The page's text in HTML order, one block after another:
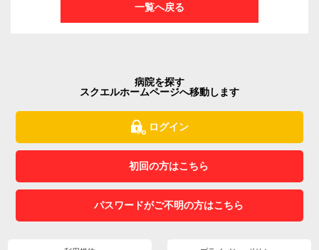
一覧へ戻る
病院を探す
スクエルホームページへ移動します
ログイン
初回の方はこちら
パスワードがご不明の方はこちら